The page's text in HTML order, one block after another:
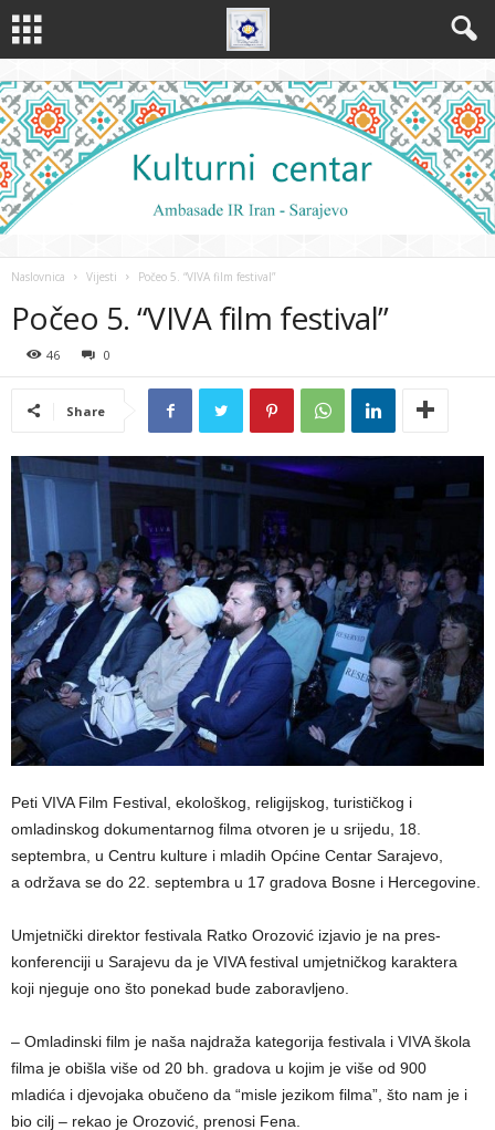
Naslovnica Vijesti Počeo 5. “VIVA film festival”
Počeo 5. “VIVA film festival”
46 0
Share
Peti VIVA Film Festival, ekološkog, religijskog, turističkog i
omladinskog dokumentarnog filma otvoren je u srijedu, 18.
septembra, u Centru kulture i mladih Općine Centar Sarajevo,
a održava se do 22. septembra u 17 gradova Bosne i Hercegovine.
Umjetnički direktor festivala Ratko Orozović izjavio je na pres-
konferenciji u Sarajevu da je VIVA festival umjetničkog karaktera
koji njeguje ono što ponekad bude zaboravljeno.
– Omladinski film je naša najdraža kategorija festivala i VIVA škola
filma je obišla više od 20 bh. gradova u kojim je više od 900
mladića i djevojaka obučeno da “misle jezikom filma”, što nam je i
bio cilj – rekao je Orozović, prenosi Fena.